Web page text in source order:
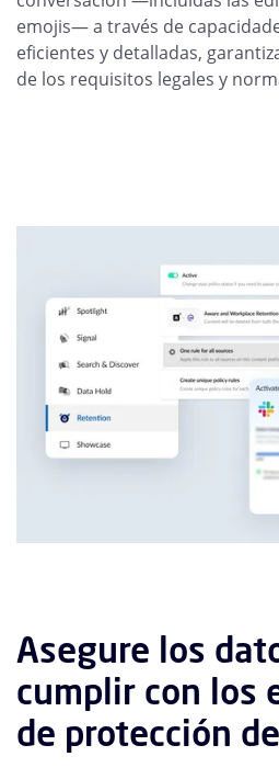
emojis— a través de
eficientes y detalladas,
de los requisitos legales y
Asegure los
cumplir con los
de protección